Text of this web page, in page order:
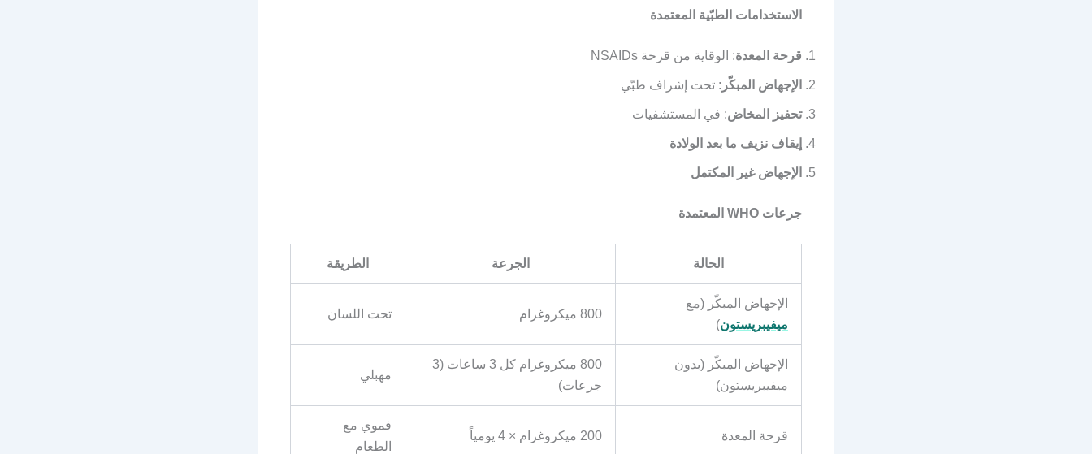
الاستخدامات الطبّية المعتمدة
قرحة المعدة: الوقاية من قرحة NSAIDs
الإجهاض المبكّر : تحت إشراف طبّي
تحفيز المخاض: في المستشفيات
إيقاف نزيف ما بعد الولادة
الإجهاض غير المكتمل
جرعات WHO المعتمدة
الحالة الجرعة الطريقة
الإجهاض المبكّر (مع
ميفيبريستون)
800 ميكروغرام تحت اللسان
الإجهاض المبكّر (بدون
ميفيبريستون)
800 ميكروغرام كل 3 ساعات (3
جرعات)
مهبلي
قرحة المعدة 200 ميكروغرام × 4 يومياً
فموي مع
الطعام